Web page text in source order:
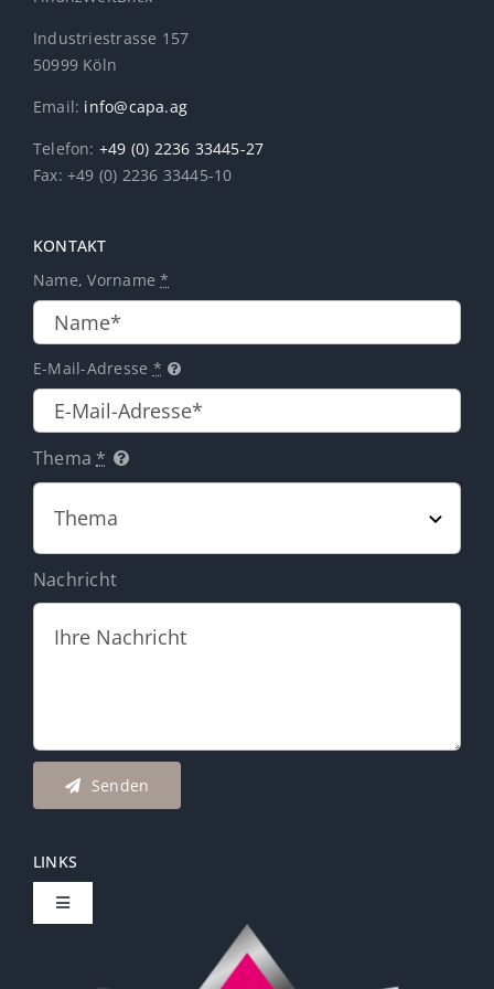
Industriestrasse 157
50999 Köln
Email: info@capa.ag
Telefon: +49 (0) 2236 33445-27
Fax: +49 (0) 2236 33445-10
KONTAKT
Name, Vorname*
E-Mail-Adresse *
Thema*
Nachricht
Senden
LINKS
Toggle
Carola Schönherr | Coaching & Beratung